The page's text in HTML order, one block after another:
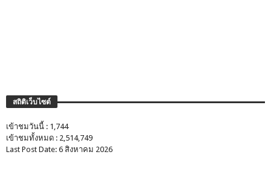
สถิติเว็บไซต์
เข้าชมวันนี้ : 1,744
เข้าชมทั้งหมด : 2,514,749
Last Post Date: 6 สิงหาคม 2026